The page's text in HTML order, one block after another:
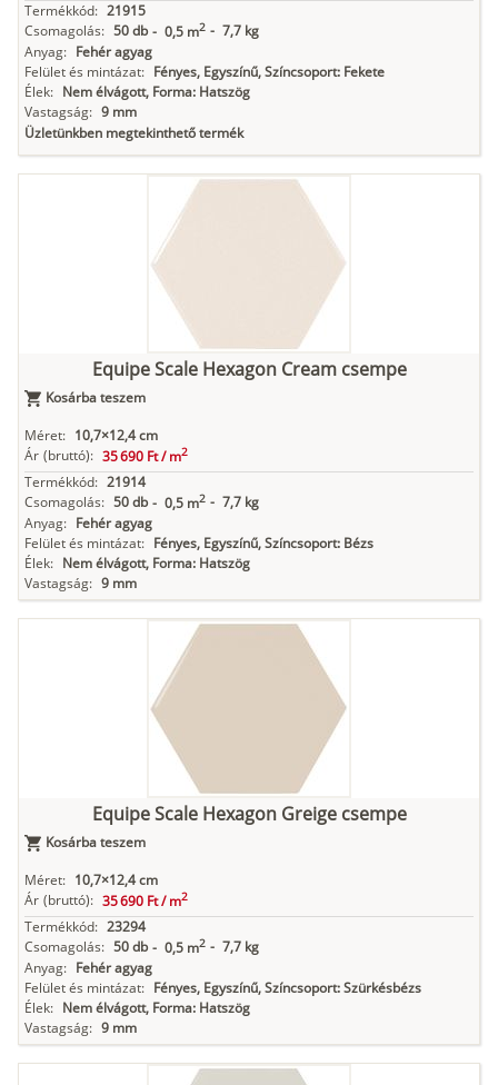
Termékkód: 21915
Csomagolás: 50 db - 0,5 m2 - 7,7 kg
Anyag: Fehér agyag
Felület és mintázat: Fényes, Egyszínű, Színcsoport: Fekete
Élek: Nem élvágott, Forma: Hatszög
Vastagság: 9 mm
Üzletünkben megtekinthető termék
Equipe Scale Hexagon Cream csempe
Kosárba teszem
Méret: 10,7×12,4 cm
Ár (bruttó): 35 690 Ft /m2
Termékkód: 21914
Csomagolás: 50 db - 0,5 m2 - 7,7 kg
Anyag: Fehér agyag
Felület és mintázat: Fényes, Egyszínű, Színcsoport: Bézs
Élek: Nem élvágott, Forma: Hatszög
Vastagság: 9 mm
Equipe Scale Hexagon Greige csempe
Kosárba teszem
Méret: 10,7×12,4 cm
Ár (bruttó): 35 690 Ft /m2
Termékkód: 23294
Csomagolás: 50 db - 0,5 m2 - 7,7 kg
Anyag: Fehér agyag
Felület és mintázat: Fényes, Egyszínű, Színcsoport: Szürkésbézs
Élek: Nem élvágott, Forma: Hatszög
Vastagság: 9 mm